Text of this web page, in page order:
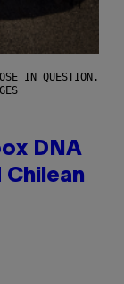
IN QUESTION.
DNA
Chilean